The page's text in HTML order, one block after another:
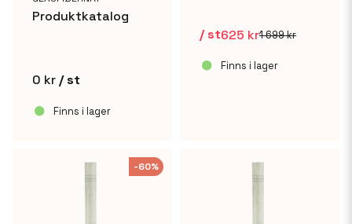
Produktkatalog
0 kr/ st
Finns i lager
1 699 kr
625 kr
/ st
Finns i lager
-60%